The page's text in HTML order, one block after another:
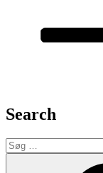
Search
Søg
efter: